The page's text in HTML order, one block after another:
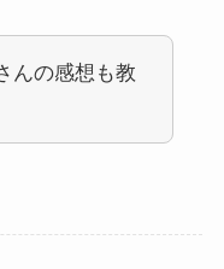
んの感想も教